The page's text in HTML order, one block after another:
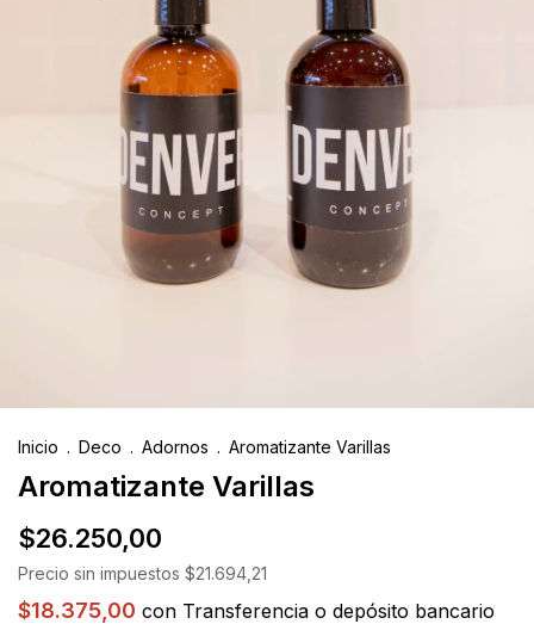
Inicio . Deco . Adornos . Aromatizante Varillas
Aromatizante Varillas
$26.250,00
Precio sin impuestos $21.694,21
$18.375,00 con Transferencia o depósito bancario